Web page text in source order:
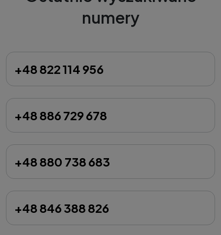
numery
+48 822 114 956
+48 886 729 678
+48 880 738 683
+48 846 388 826